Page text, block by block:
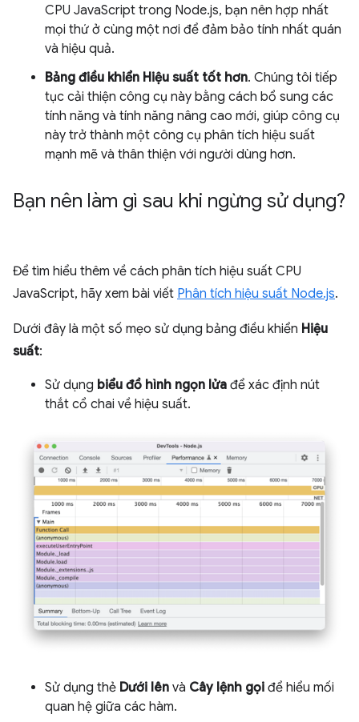
CPU JavaScript trong Node.js, bạn nên hợp nhất
mọi thứ ở cùng một nơi để đảm bảo tính nhất quán
và hiệu quả.
Bảng điều khiển Hiệu suất tốt hơn. Chúng tôi tiếp
tục cải thiện công cụ này bằng cách bổ sung các
tính năng và tính năng nâng cao mới, giúp công cụ
này trở thành một công cụ phân tích hiệu suất
mạnh mẽ và thân thiện với người dùng hơn.
Bạn nên làm gì sau khi ngừng sử dụng?
Để tìm hiểu thêm về cách phân tích hiệu suất CPU
JavaScript, hãy xem bài viết Phân tích hiệu suất Node.js.
Dưới đây là một số mẹo sử dụng bảng điều khiển Hiệu
suất:
Sử dụng biểu đồ hình ngọn lửa để xác định nút
thắt cổ chai về hiệu suất.
Sử dụng thẻ Dưới lên và Cây lệnh gọi để hiểu mối
quan hệ giữa các hàm.